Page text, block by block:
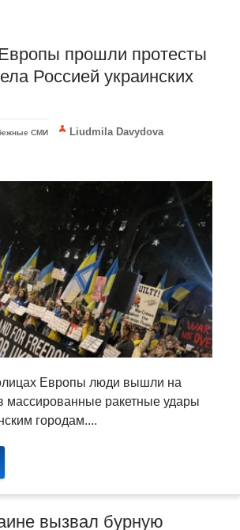
прошли протесты
Россией украинских
СМИ Liudmila Davydova
Европы люди вышли на
массированные ракетные удары
городам....
вызвал бурную